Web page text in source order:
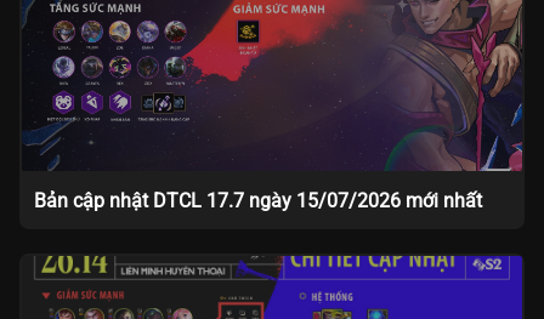
Bản cập nhật DTCL 17.7 ngày 15/07/2026 mới nhất